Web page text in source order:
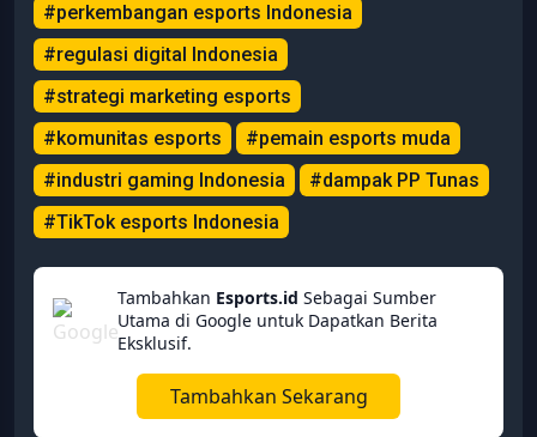
#perkembangan esports Indonesia
#regulasi digital Indonesia
#strategi marketing esports
#komunitas esports
#pemain esports muda
#industri gaming Indonesia
#dampak PP Tunas
#TikTok esports Indonesia
Tambahkan Esports.id Sebagai Sumber
Utama di Google untuk Dapatkan Berita
Eksklusif.
Tambahkan Sekarang